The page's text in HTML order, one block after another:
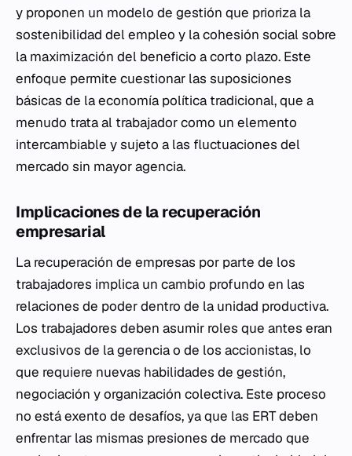
y proponen un modelo de gestión que prioriza la
sostenibilidad del empleo y la cohesión social sobre
la maximización del beneficio a corto plazo. Este
enfoque permite cuestionar las suposiciones
básicas de la economía política tradicional, que a
menudo trata al trabajador como un elemento
intercambiable y sujeto a las fluctuaciones del
mercado sin mayor agencia.
Implicaciones de la recuperación
empresarial
La recuperación de empresas por parte de los
trabajadores implica un cambio profundo en las
relaciones de poder dentro de la unidad productiva.
Los trabajadores deben asumir roles que antes eran
exclusivos de la gerencia o de los accionistas, lo
que requiere nuevas habilidades de gestión,
negociación y organización colectiva. Este proceso
no está exento de desafíos, ya que las ERT deben
enfrentar las mismas presiones de mercado que